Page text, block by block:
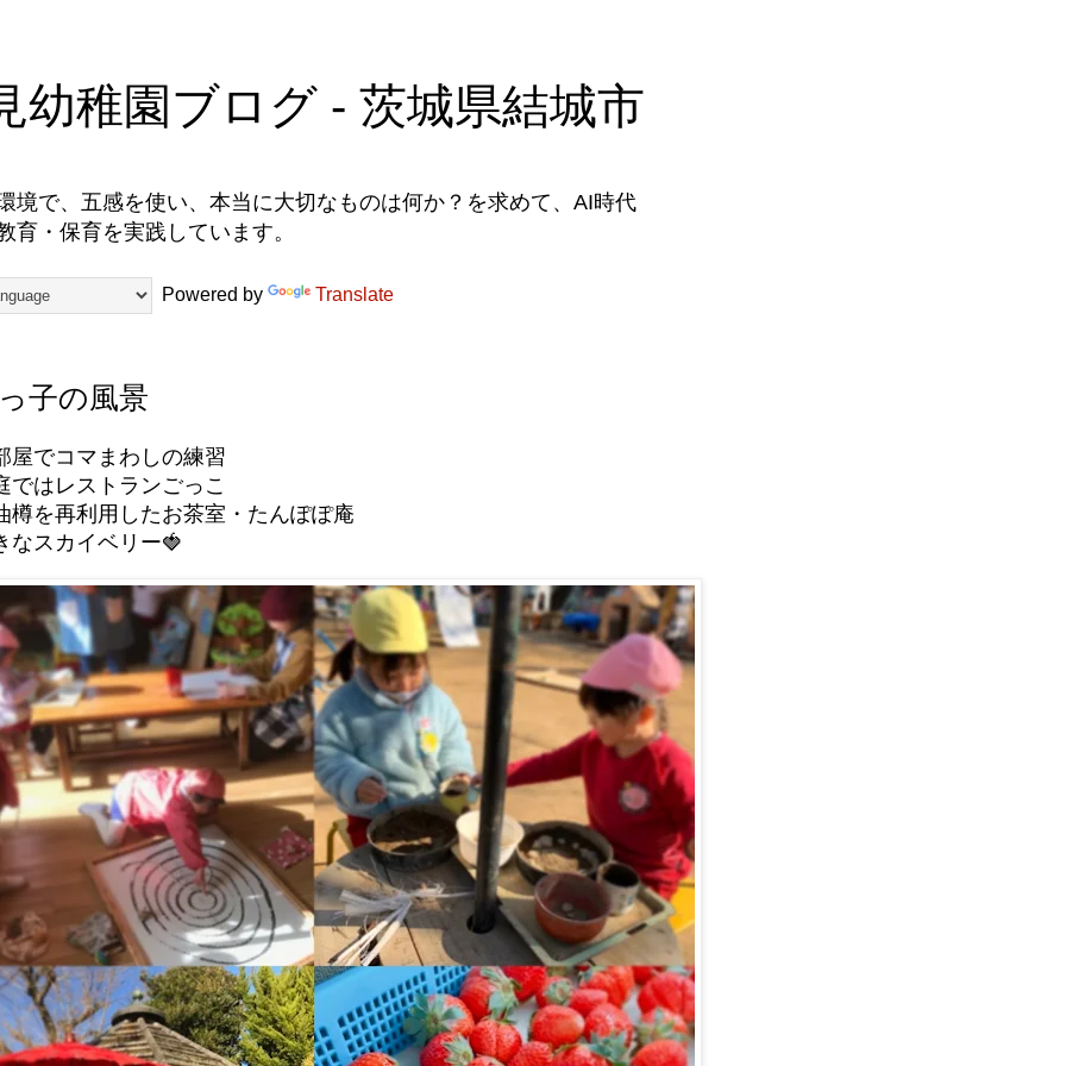
幼稚園ブログ - 茨城県結城市
境で、五感を使い、本当に大切なものは何か？を求めて、AI時代
育・保育を実践しています。
Powered by Translate
子の風景
屋でコマまわしの練習
ではレストランごっこ
樽を再利用したお茶室・たんぽぽ庵
なスカイベリー🍓